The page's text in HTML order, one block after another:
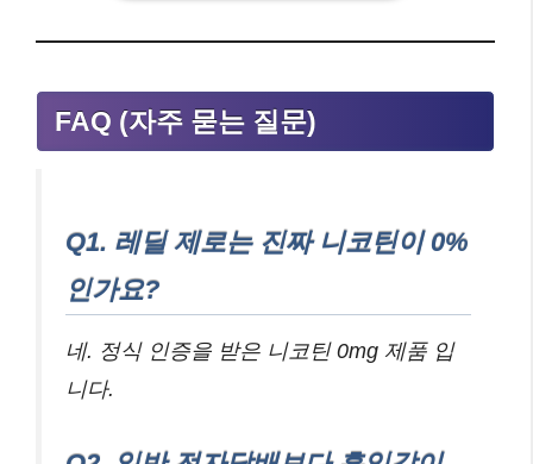
FAQ (자주 묻는 질문)
Q1. 레딜 제로는 진짜 니코틴이 0%
인가요?
네. 정식 인증을 받은 니코틴 0mg 제품 입
니다.